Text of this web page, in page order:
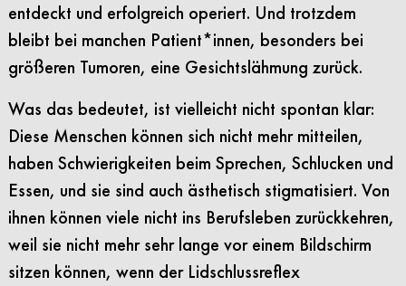
entdeckt und erfolgreich operiert. Und trotzdem
bleibt bei manchen Patient*innen, besonders bei
größeren Tumoren, eine Gesichtslähmung zurück.
Was das bedeutet, ist vielleicht nicht spontan klar:
Diese Menschen können sich nicht mehr mitteilen,
haben Schwierigkeiten beim Sprechen, Schlucken und
Essen, und sie sind auch ästhetisch stigmatisiert. Von
ihnen können viele nicht ins Berufsleben zurückkehren,
weil sie nicht mehr sehr lange vor einem Bildschirm
sitzen können, wenn der Lidschlussreflex